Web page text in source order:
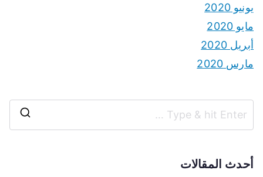
يونيو 2020
مايو 2020
أبريل 2020
مارس 2020
أحدث المقالات